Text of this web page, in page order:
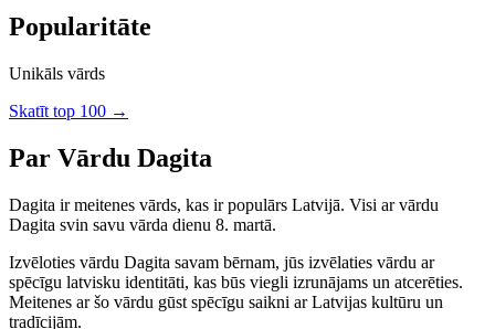
Popularitāte
Unikāls vārds
Skatīt top 100 →
Par Vārdu Dagita
Dagita irmeitenes vārds, kas ir populārs Latvijā. Visi ar vārdu
Dagita svin savu vārda dienu 8. martā.
Izvēloties vārdu Dagita savam bērnam, jūs izvēlaties vārdu ar
spēcīgu latvisku identitāti, kas būs viegli izrunājams un atcerēties.
Meitenes ar šo vārdu gūst spēcīgu saikni ar Latvijas kultūru un
tradīcijām.